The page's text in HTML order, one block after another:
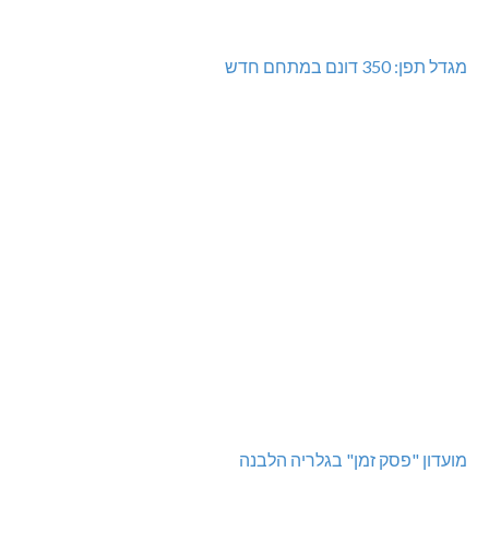
מגדל תפן: 350 דונם במתחם חדש
מועדון "פסק זמן" בגלריה הלבנה